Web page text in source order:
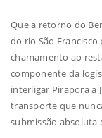
Que a retorno do
do rio São
chamamento ao
componente da
interligar Pirapora a
transporte que
submissão absoluta